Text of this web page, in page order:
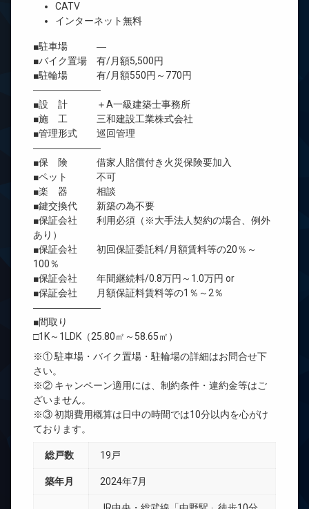
CATV
インターネット無料
■駐車場 ―
■バイク置場 有/月額5,500円
■駐輪場 有/月額550円～770円
―――――――
■設 計 ＋A一級建築士事務所
■施 工 三和建設工業株式会社
■管理形式 巡回管理
―――――――
■保 険 借家人賠償付き火災保険要加入
■ペット 不可
■楽 器 相談
■鍵交換代 新築の為不要
■保証会社 利用必須（※大手法人契約の場合、例外
あり）
■保証会社 初回保証委託料/月額賃料等の20％～
100％
■保証会社 年間継続料/0.8万円～1.0万円 or
■保証会社 月額保証料賃料等の1％～2％
―――――――
■間取り
□1K～1LDK（25.80㎡～58.65㎡）
※① 駐車場・バイク置場・駐輪場の詳細はお問合せ下
さい。
※② キャンペーン適用には、制約条件・違約金等はご
ざいません。
※③ 初期費用概算は日中の時間では10分以内を心がけ
ております。
総戸数 19戸
築年月 2024年7月